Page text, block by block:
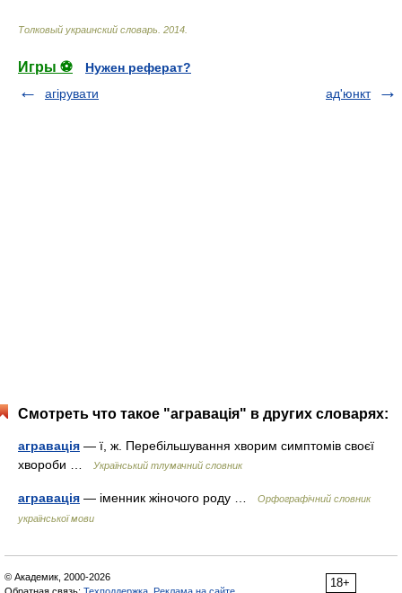
Толковый украинский словарь 2014
Игры ⚽
Нужен реферат?
агірувати
ад'юнкт
Смотреть что такое "агравація" в других словарях:
агравація — ї, ж. Перебільшування хворим симптомів своєї
хвороби …
Український тлумачний словник
агравація — іменник жіночого роду …
Орфографічний словник
української мови
18+
© Академик, 2000-2026